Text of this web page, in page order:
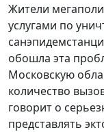
Жители
услугами по
обошла эта
Московскую
количество
говорит о
представлять